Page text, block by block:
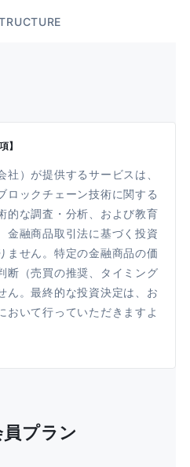
】
）が提供するサービスは、
ロックチェーン技術に関する
的な調査・分析、および教育
金融商品取引法に基づく投資
ません。特定の金融商品の価
断（売買の推奨、タイミング
ん。最終的な投資決定は、お
おいて行っていただきますよ
員プラン